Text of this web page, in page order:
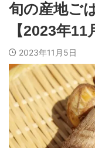
旬の産地ご
【2023年11
2023年11月5日